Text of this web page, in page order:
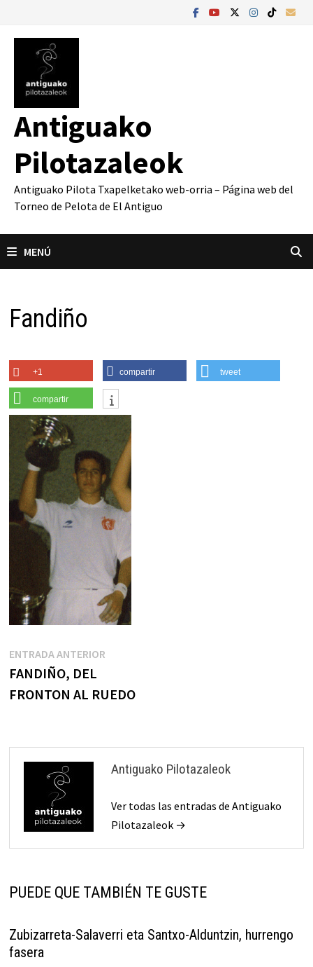
contenido
Antiguako
Pilotazaleok
Antiguako Pilota Txapelketako web-orria – Página web del
Torneo de Pelota de El Antiguo
MENÚ
Fandiño
+1 compartir tweet
compartir
Navegación
de
ENTRADA ANTERIOR
FANDIÑO, DEL
FRONTON AL RUEDO
Antiguako Pilotazaleok
Ver todas las entradas de Antiguako
Pilotazaleok →
PUEDE QUE TAMBIÉN TE GUSTE
Zubizarreta-Salaverri eta Santxo-Alduntzin, hurrengo
fasera